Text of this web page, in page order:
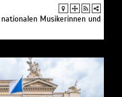
Musikerinnen und